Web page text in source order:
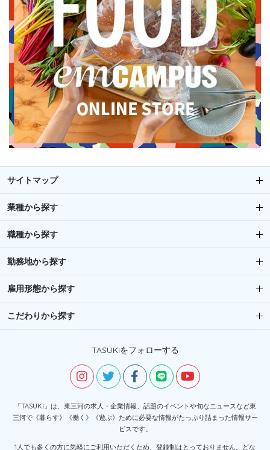
サイトマップ
業種から探す
職種から探す
勤務地から探す
雇用形態から探す
こだわりから探す
TASUKIをフォローする
「TASUKI」は、東三河の求人・企業情報、話題のイベントや旬なニュースなど東
三河で《暮らす》《働く》《遊ぶ》ために必要な情報がたっぷり詰まった情報サー
ビスです。
1人でも多くの方に気軽にご利用いただくため、登録制はとっておりません。どな